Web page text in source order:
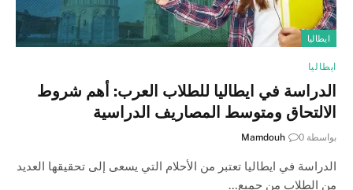
ايطاليا
ايطاليا
الدراسة في ايطاليا للطلاب العرب: أهم شروط
الالتحاق ومتوسط المصاريف الدراسية
بواسطة Mamdouh 0
الدراسة في ايطاليا تعتبر من الأحلام التي يسعى إلى تحقيقها العديد
من الطلاب من جميع…